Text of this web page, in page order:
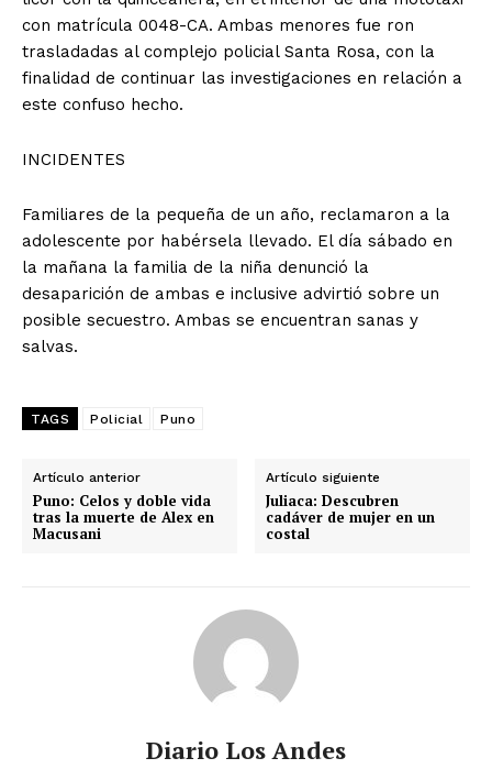
con matrícula 0048-CA. Ambas menores fue ron
trasladadas al complejo policial Santa Rosa, con la
finalidad de continuar las investigaciones en relación a
este confuso hecho.
INCIDENTES
Familiares de la pequeña de un año, reclamaron a la
adolescente por habérsela llevado. El día sábado en
la mañana la familia de la niña denunció la
desaparición de ambas e inclusive advirtió sobre un
posible secuestro. Ambas se encuentran sanas y
salvas.
TAGS Policial Puno
Artículo anterior
Puno: Celos y doble vida
tras la muerte de Alex en
Macusani
Artículo siguiente
Juliaca: Descubren
cadáver de mujer en un
costal
Diario Los Andes